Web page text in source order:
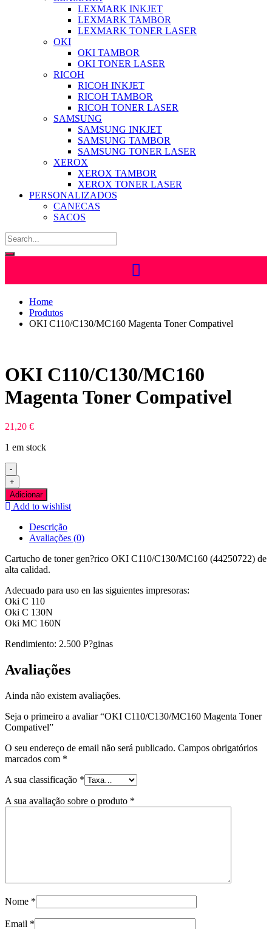
LEXMARK INKJET
LEXMARK TAMBOR
LEXMARK TONER LASER
OKI
OKI TAMBOR
OKI TONER LASER
RICOH
RICOH INKJET
RICOH TAMBOR
RICOH TONER LASER
SAMSUNG
SAMSUNG INKJET
SAMSUNG TAMBOR
SAMSUNG TONER LASER
XEROX
XEROX TAMBOR
XEROX TONER LASER
PERSONALIZADOS
CANECAS
SACOS
Home
Produtos
OKI C110/C130/MC160 Magenta Toner Compativel
OKI C110/C130/MC160
Magenta Toner Compativel
21,20 €
1 em stock
-
Quantidade
de
OKI
C110/C130/MC160
Magenta
Toner
Compativel
+
Adicionar
Add to wishlist
Descrição
Avaliações (0)
Cartucho de toner gen?rico OKI C110/C130/MC160 (44250722) de
alta calidad.
Adecuado para uso en las siguientes impresoras:
Oki C 110
Oki C 130N
Oki MC 160N
Rendimiento: 2.500 P?ginas
Avaliações
Ainda não existem avaliações.
Seja o primeiro a avaliar “OKI C110/C130/MC160 Magenta Toner
Compativel”
O seu endereço de email não será publicado. Campos obrigatórios
marcados com *
A sua classificação *
A sua avaliação sobre o produto *
Nome *
Email *